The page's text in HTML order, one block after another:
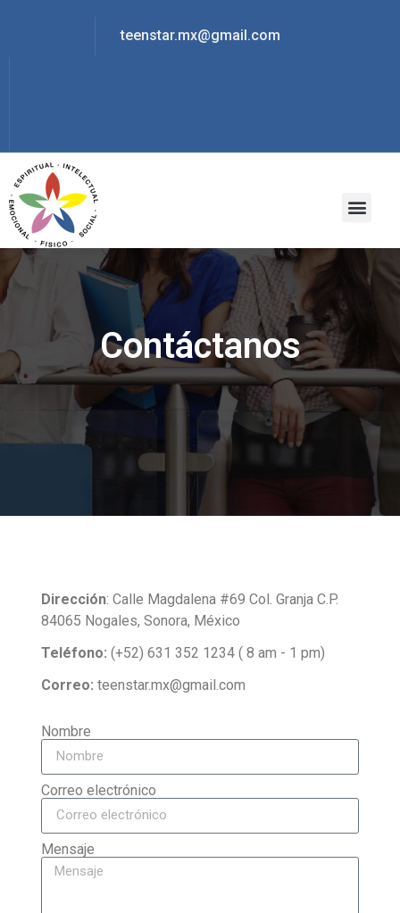
teenstar.mx@gmail.com
Contáctanos
Nombre
Correo electrónico
Mensaje
Dirección: Calle Magdalena #69 Col. Granja C.P.
84065 Nogales, Sonora, México
Teléfono: (+52) 631 352 1234 ( 8 am - 1 pm)
Correo: teenstar.mx@gmail.com